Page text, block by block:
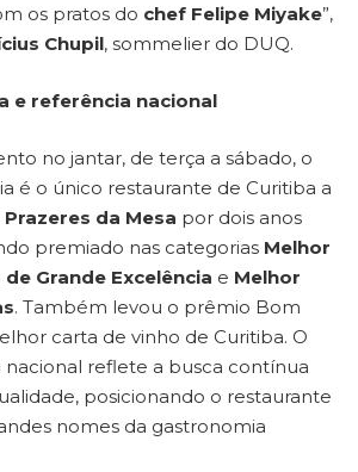
os pratos do chef Felipe Miyake”,
Chupil, sommelier do DUQ.
e referência nacional
no jantar, de terça a sábado, o
é o único restaurante de Curitiba a
Prazeres da Mesa por dois anos
premiado nas categorias Melhor
Grande Excelência e Melhor
. Também levou o prêmio Bom
carta de vinho de Curitiba. O
reflete a busca contínua
posicionando o restaurante
nomes da gastronomia